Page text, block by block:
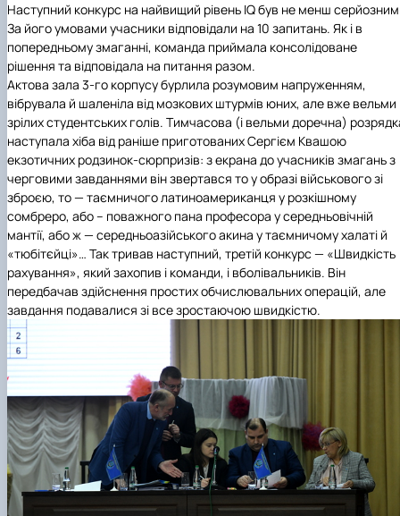
Наступний конкурс на найвищий рівень IQ був не менш
За його умовами учасники відповідали на 10 запитань. Як і в
попередньому змаганні, команда приймала консолідоване
рішення та відповідала на питання разом.
Актова зала 3-го корпусу бурлила розумовим напруженням,
вібрувала й шаленіла від мозкових штурмів юних, але вже вельми
зрілих студентських голів. Тимчасова (і вельми доречна)
наступала хіба від раніше приготованих Сергієм Квашою
екзотичних родзинок-сюрпризів: з екрана до учасників змагань з
черговими завданнями він звертався то у образі військового зі
зброєю, то — таємничого латиноамериканця у розкішному
сомбреро, або – поважного пана професора у середньовічній
мантії, або ж — середньоазійського акина у таємничому халаті й
«тюбітєйці»… Так тривав наступний, третій конкурс — «Швидкість
рахування», який захопив і команди, і вболівальників. Він
передбачав здійснення простих обчислювальних операцій, але
завдання подавалися зі все зростаючою швидкістю.